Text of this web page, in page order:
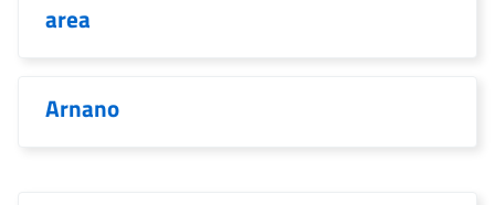
area
Arnano